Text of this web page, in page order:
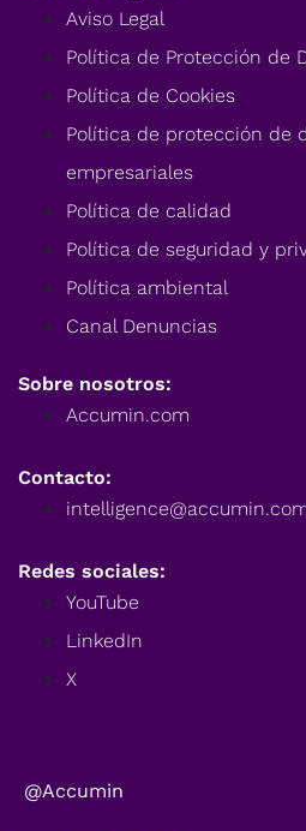
Aviso Legal
Política de Protección de
Política de Cookies
Política de protección de
empresariales
Política de calidad
Política de seguridad y
Política ambiental
Canal Denuncias
Sobre nosotros:
Accumin.com
Contacto:
Redes sociales:
YouTube
LinkedIn
X
@Accumin